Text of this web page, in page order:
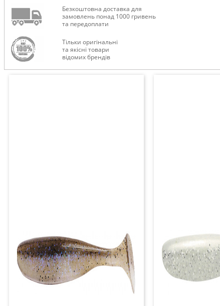
Безкоштовна доставка для
замовлень понад 1000 гривень
та передоплати
Тільки оригінальні
та якісні товари
відомих брендів